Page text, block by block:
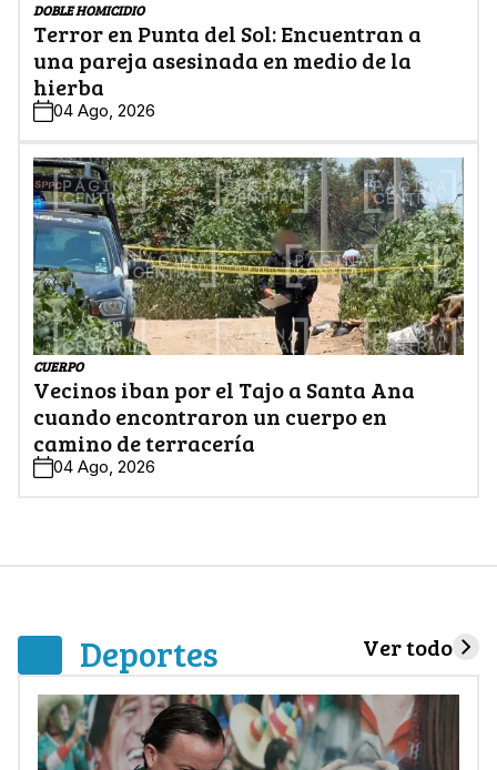
DOBLE HOMICIDIO
Terror en Punta del Sol: Encuentran a
una pareja asesinada en medio de la
hierba
04 Ago, 2026
CUERPO
Vecinos iban por el Tajo a Santa Ana
cuando encontraron un cuerpo en
camino de terracería
04 Ago, 2026
Deportes Ver todo